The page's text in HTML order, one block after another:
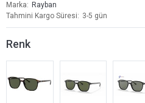
Marka
Rayban
Tahmini Kargo Süresi
3-5 gün
Renk